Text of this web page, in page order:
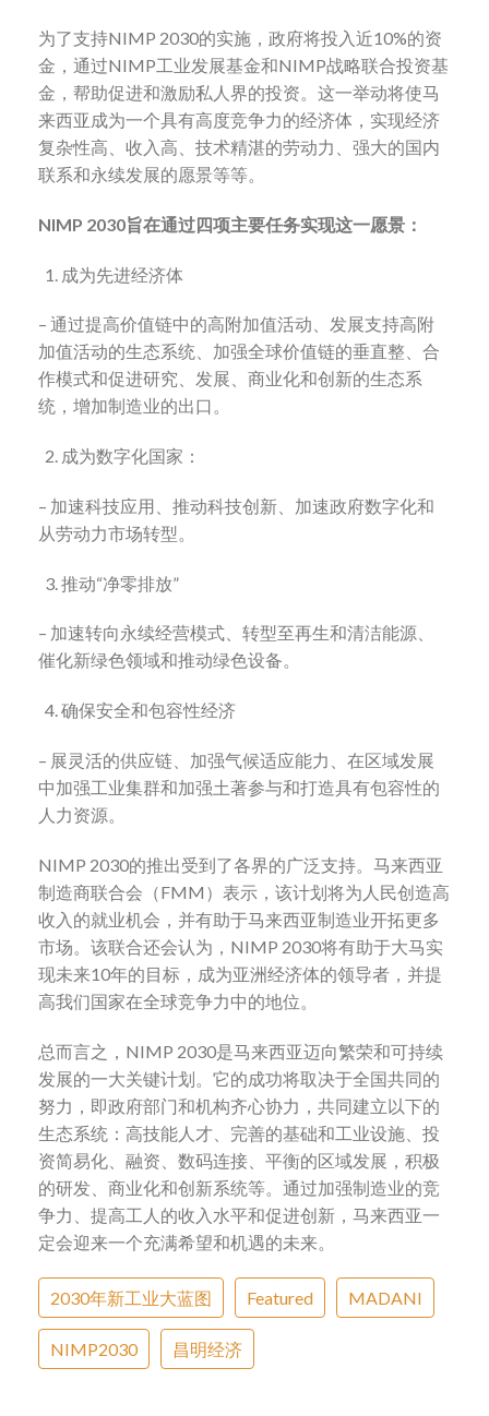
为了支持NIMP 2030的实施，政府将投入近10%的资
金，通过NIMP工业发展基金和NIMP战略联合投资基
金，帮助促进和激励私人界的投资。这一举动将使马
来西亚成为一个具有高度竞争力的经济体，实现经济
复杂性高、收入高、技术精湛的劳动力、强大的国内
联系和永续发展的愿景等等。
NIMP 2030旨在通过四项主要任务实现这一愿景：
成为先进经济体
– 通过提高价值链中的高附加值活动、发展支持高附
加值活动的生态系统、加强全球价值链的垂直整、合
作模式和促进研究、发展、商业化和创新的生态系
统，增加制造业的出口。
成为数字化国家：
– 加速科技应用、推动科技创新、加速政府数字化和
从劳动力市场转型。
推动“净零排放”
– 加速转向永续经营模式、转型至再生和清洁能源、
催化新绿色领域和推动绿色设备。
确保安全和包容性经济
– 展灵活的供应链、加强气候适应能力、在区域发展
中加强工业集群和加强土著参与和打造具有包容性的
人力资源。
NIMP 2030的推出受到了各界的广泛支持。马来西亚
制造商联合会（FMM）表示，该计划将为人民创造高
收入的就业机会，并有助于马来西亚制造业开拓更多
市场。该联合还会认为，NIMP 2030将有助于大马实
现未来10年的目标，成为亚洲经济体的领导者，并提
高我们国家在全球竞争力中的地位。
总而言之，NIMP 2030是马来西亚迈向繁荣和可持续
发展的一大关键计划。它的成功将取决于全国共同的
努力，即政府部门和机构齐心协力，共同建立以下的
生态系统：高技能人才、完善的基础和工业设施、投
资简易化、融资、数码连接、平衡的区域发展，积极
的研发、商业化和创新系统等。通过加强制造业的竞
争力、提高工人的收入水平和促进创新，马来西亚一
定会迎来一个充满希望和机遇的未来。
2030年新工业大蓝图 Featured MADANI
NIMP2030 昌明经济